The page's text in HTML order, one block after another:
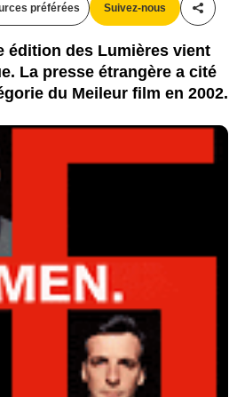
préférées Suivez-nous
édition des Lumières vient
La presse étrangère a cité
du Meileur film en 2002.